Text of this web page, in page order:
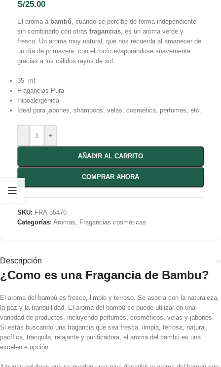
S/25.00
El aroma a bambú, cuando se percibe de forma independiente
sin combinarlo con otras fragancias, es un aroma verde y
fresco. Un aroma muy natural, que nos recuerda al amanecer de
un día de primavera, con el rocío evaporándose suavemente
gracias a los cálidos rayos de sol.
35 ml
Fragancias Pura
Hipoalergénica
Ideal para jabones, shampoos, velas, cosmética, perfumes, etc.
- +
AÑADIR AL CARRITO
COMPRAR AHORA
SKU: FRA-55476
Categorías: Aromas, Fragancias cosméticas
Descripción
¿Como es una Fragancia de Bambu?
El aroma del bambú es fresco, limpio y terroso. Se asocia con la naturaleza,
la paz y la tranquilidad. El aroma del bambú se puede utilizar en una
variedad de productos, incluyendo perfumes, cosméticos, velas y jabones.
Si estás buscando una fragancia que sea fresca, limpia, terrosa, natural,
pacífica, tranquila, relajante y purificadora, el aroma del bambú es una
excelente opción.